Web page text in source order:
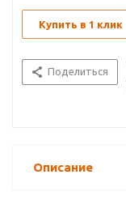
Купить в 1 клик
Поделиться
Описание